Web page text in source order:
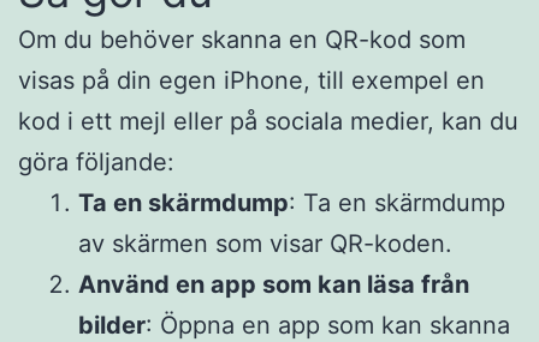
Om du behöver skanna en QR-kod som
visas på din egen iPhone, till exempel en
kod i ett mejl eller på sociala medier, kan du
göra följande:​
Ta en skärmdump: Ta en skärmdump
av skärmen som visar QR-koden.​
Använd en app som kan läsa från
bilder: Öppna en app som kan skanna